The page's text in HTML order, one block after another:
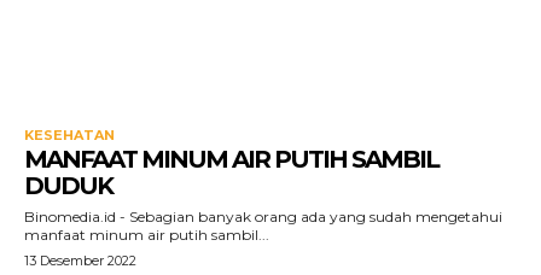
KESEHATAN
MANFAAT MINUM AIR PUTIH SAMBIL
DUDUK
Binomedia.id - Sebagian banyak orang ada yang sudah mengetahui
manfaat minum air putih sambil...
13 Desember 2022